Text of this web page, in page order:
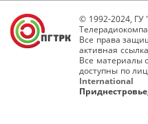
© 1992-2024, ГУ
Все права
активная
Все материалы
доступны по
International